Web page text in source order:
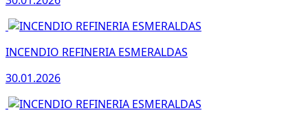
INCENDIO REFINERIA ESMERALDAS
30.01.2026